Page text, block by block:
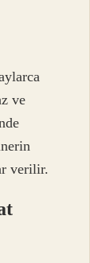
ve
verilir.